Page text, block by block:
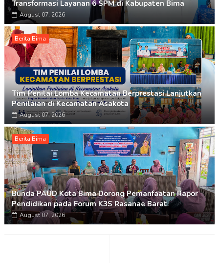
Transformasi Layanan 6 SPM di Kabupaten Bima
August 07, 2026
Berita Bima
Tim Penilai Lomba Kecamatan Berprestasi Lanjutkan
Penilaian di Kecamatan Asakota
August 07, 2026
Berita Bima
Bunda PAUD Kota Bima Dorong Pemanfaatan Rapor
Pendidikan pada Forum K3S Rasanae Barat
August 07, 2026